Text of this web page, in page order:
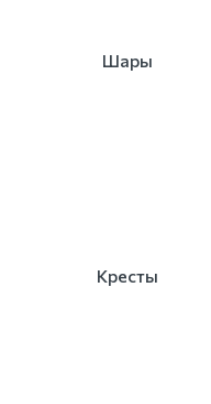
Шары
Кресты